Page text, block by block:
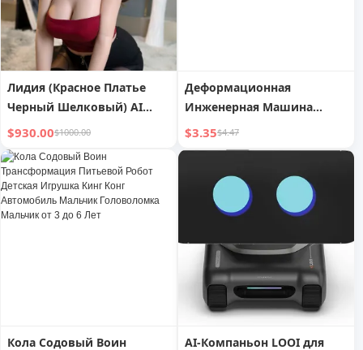
Лидия (Красное Платье
Черный Шелковый) AI
Робот Девушка
Реалистичное Ощущение
Руки
$930.00$1000.00
Деформационная
Инженерная Машина
Автомобильная
Комбинация Робот
Мальчики 2025 Новинка
Игрушка Пресс Пожарная
$3.35$4.47
Кола Содовый Воин
AI-Компаньон LOOI для